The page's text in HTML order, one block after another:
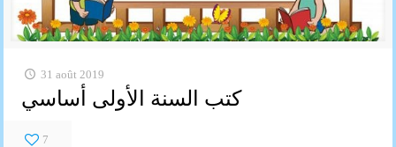
31 août 2019
كتب السنة الأولى أساسي
7